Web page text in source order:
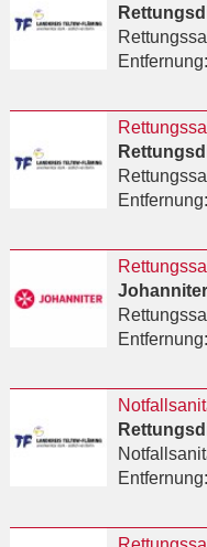
Entfernung:
Entfernung:
Entfernung:
Entfernung: